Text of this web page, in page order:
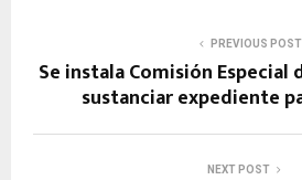
PREVIOUS POST
Se instala Comisión
sustanciar expediente
NEXT POST